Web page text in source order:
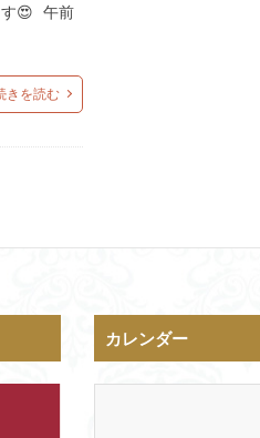
す😍 午前
きを読む
カレンダー